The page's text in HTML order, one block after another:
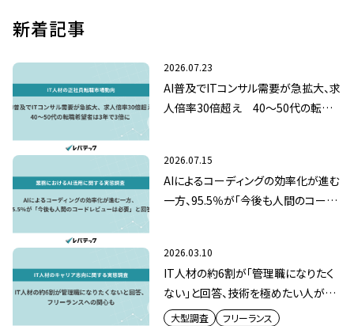
新着記事
2026.07.23
AI普及でITコンサル需要が急拡大、求
人倍率30倍超え 40～50代の転職
2026.07.15
AIによるコーディングの効率化が進む
一方、95.5％が「今後も人間のコード
2026.03.10
IT人材の約6割が「管理職になりたく
ない」と回答、技術を極めたい人が半
数超
大型調査 フリーランス